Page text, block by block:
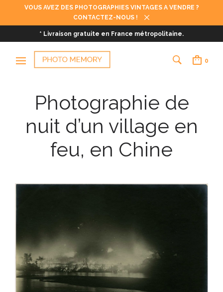
VOUS AVEZ DES PHOTOGRAPHIES VINTAGES A VENDRE ?
CONTACTEZ-NOUS !
* Livraison gratuite en France métropolitaine.
0
Photographie de
nuit d’un village en
feu, en Chine